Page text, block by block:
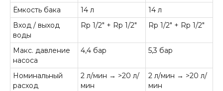
Ёмкость бака 14 л
14 л
Вход / выход
воды
Rp 1/2" + Rp 1/2" Rp 1/2" + Rp 1/2"
Макс. давление
насоса
4,4 бар 5,3 бар
Номинальный
расход
2 л/мин → >20 л/
мин
2 л/мин → >20 л/
мин